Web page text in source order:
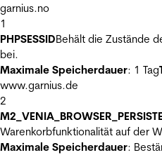
garnius.no
1
PHPSESSIDBehält die Zustände
bei.
Maximale Speicherdauer: 1 Tag
www.garnius.de
2
Warenkorbfunktionalität auf der
Maximale Speicherdauer: